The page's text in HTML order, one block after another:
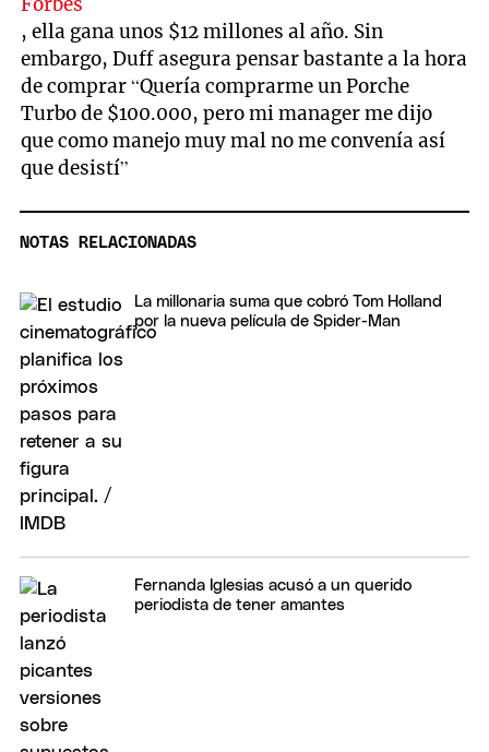
, ella gana unos $12 millones al año. Sin
embargo, Duff asegura pensar bastante a la hora
de comprar “Quería comprarme un Porche
Turbo de $100.000, pero mi manager me dijo
que como manejo muy mal no me convenía así
que desistí”
NOTAS RELACIONADAS
La millonaria suma que cobró Tom Holland
por la nueva película de Spider-Man
Fernanda Iglesias acusó a un querido
periodista de tener amantes